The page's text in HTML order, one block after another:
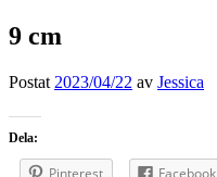
9 cm
Postat 2023/04/22 av Jessica
Dela:
Pinterest Facebook